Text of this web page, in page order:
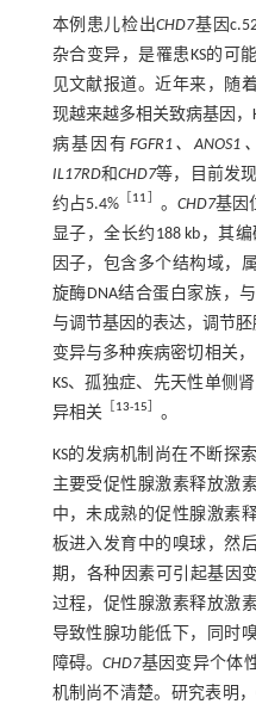
本例患儿检出CHD7基因
杂合变异，是罹患KS的可
见文献报道。近年来，随
现越来越多相关致病基因，
病基因有 FGFR1、ANOS1
IL17RD和CHD7等，目前发
约占5.4% ［11］ 。 CHD7基因
显子，全长约188 kb，其
因子，包含多个结构域，
旋酶DNA结合蛋白家族，
与调节基因的表达，调节
变异与多种疾病密切相关，
KS、孤独症、先天性单侧
异相关 ［13-15］ 。
KS的发病机制尚在不断探
主要受促性腺激素释放激
中，未成熟的促性腺激素
板进入发育中的嗅球，然
期，各种因素可引起基因
过程，促性腺激素释放激
导致性腺功能低下，同时
障碍。CHD7基因变异个体
机制尚不清楚。研究表明，